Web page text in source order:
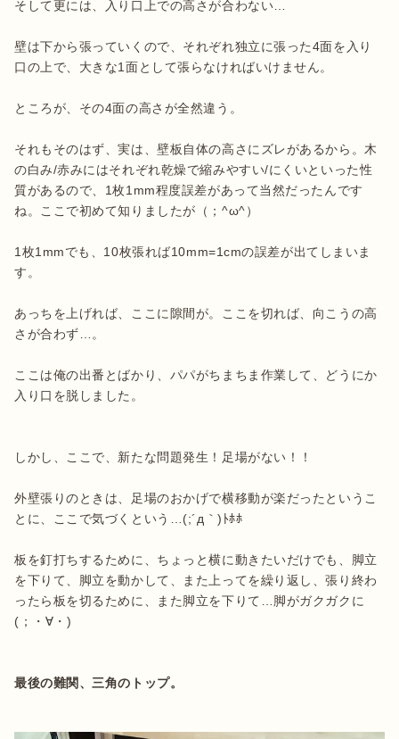
そして更には、入り口上での高さが合わない…
壁は下から張っていくので、それぞれ独立に張った4面を入り
口の上で、大きな1面として張らなければいけません。
ところが、その4面の高さが全然違う。
それもそのはず、実は、壁板自体の高さにズレがあるから。木
の白み/赤みにはそれぞれ乾燥で縮みやすい/にくいといった性
質があるので、1枚1mm程度誤差があって当然だったんです
ね。ここで初めて知りましたが（；^ω^）
1枚1mmでも、10枚張れば10mm=1cmの誤差が出てしまいま
す。
あっちを上げれば、ここに隙間が。ここを切れば、向こうの高
さが合わず…。
ここは俺の出番とばかり、パパがちまちま作業して、どうにか
入り口を脱しました。
しかし、ここで、新たな問題発生！足場がない！！
外壁張りのときは、足場のおかげで横移動が楽だったというこ
とに、ここで気づくという…(;´д｀)ﾄﾎﾎ
板を釘打ちするために、ちょっと横に動きたいだけでも、脚立
を下りて、脚立を動かして、また上ってを繰り返し、張り終わ
ったら板を切るために、また脚立を下りて…脚がガクガクに
(；・∀・)